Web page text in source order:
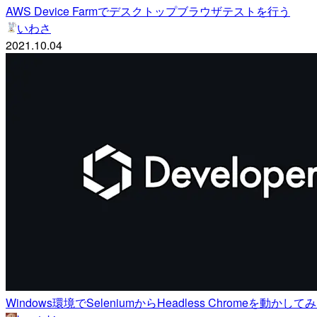
AWS Device Farmでデスクトップブラウザテストを行う
いわさ
2021.10.04
Windows環境でSeleniumからHeadless Chromeを動かして